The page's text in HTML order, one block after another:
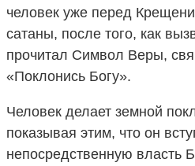
человек уже перед
сатаны, после того, как
прочитал Символ Веры,
«Поклонись Богу».
Человек делает земной
показывая этим, что он
непосредственную власть